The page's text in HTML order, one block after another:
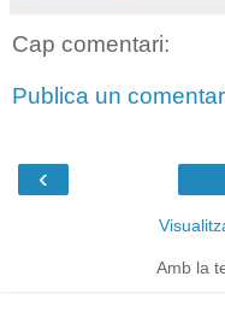
Cap comentari:
Publica un
‹
Amb la